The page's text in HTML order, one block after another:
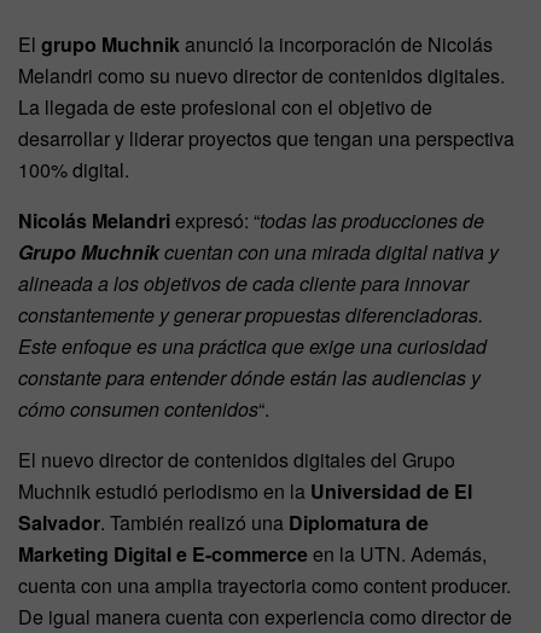
El grupo Muchnikanunció la incorporación de Nicolás
Melandri como su nuevo director de contenidos digitales.
La llegada de este profesional con el objetivo de
desarrollar y liderar proyectos que tengan una perspectiva
100% digital.
Nicolás Melandriexpresó: “todas las producciones de
Grupo Muchnikcuentan con una mirada digital nativa y
alineada a los objetivos de cada cliente para innovar
constantemente y generar propuestas diferenciadoras.
Este enfoque es una práctica que exige una curiosidad
constante para entender dónde están las audiencias y
cómo consumen contenidos“.
El nuevo director de contenidos digitales del Grupo
Muchnik estudió periodismo en la Universidad de El
Salvador. También realizó una Diplomatura de
Marketing Digital e E-commerceen la UTN. Además,
cuenta con una amplia trayectoria como content producer.
De igual manera cuenta con experiencia como director de